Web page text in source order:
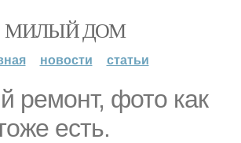
МИЛЫЙ ДОМ
новости статьи
ремонт, фото как
есть.